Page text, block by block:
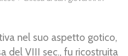
nel suo aspetto gotico,
del VIII sec., fu ricostruita